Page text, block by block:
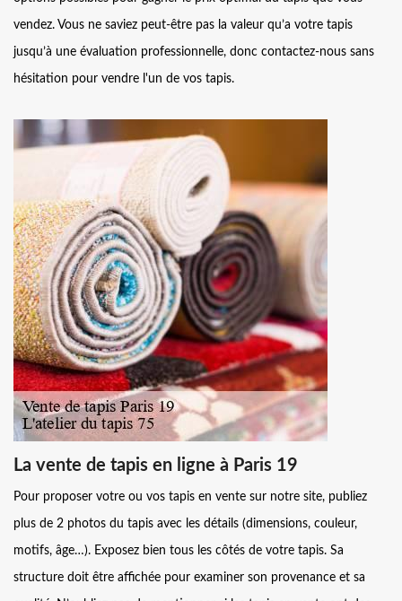
vendez. Vous ne saviez peut-être pas la valeur qu’a votre tapis
jusqu’à une évaluation professionnelle, donc contactez-nous sans
hésitation pour vendre l'un de vos tapis.
La vente de tapis en ligne à Paris 19
Pour proposer votre ou vos tapis en vente sur notre site, publiez
plus de 2 photos du tapis avec les détails (dimensions, couleur,
motifs, âge…). Exposez bien tous les côtés de votre tapis. Sa
structure doit être affichée pour examiner son provenance et sa